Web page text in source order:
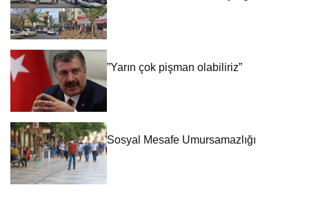
Warning: Attempt to read property
/home/u891110917/domains/
content/themes/theHaberV7/dosyalar/
havadurumu.phpon line17
”Yarın çok pişman olabiliriz”
Sosyal Mesafe Umursamazlığı